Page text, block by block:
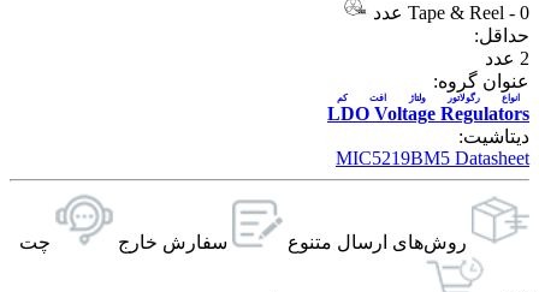
Tape & Reel - 0 عدد
حداقل:
2 عدد
عنوان گروه:
LDO Voltage Regulators
انواع رگولاتور ولتاژ افت کم
دیتاشیت:
MIC5219BM5 Datasheet
روش‌های ارسال‌ متنوع سفارش خارج چت